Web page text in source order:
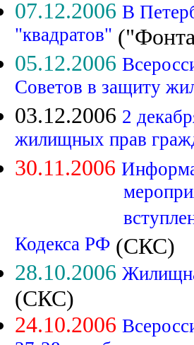
07.12.2006 В
"квадратов"
05.12.2006
Советов в защиту
03.12.2006 2
жилищных прав
30.11.2006
мероприятий
вступления в
Кодекса РФ (СКС)
28.10.2006
(СКС)
24.10.2006